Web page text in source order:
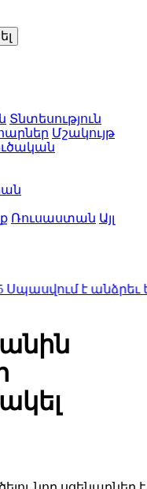
Տնտեսություն
Մշակույթ
Ռուսաստան Այլ
է անձրեւ եւ